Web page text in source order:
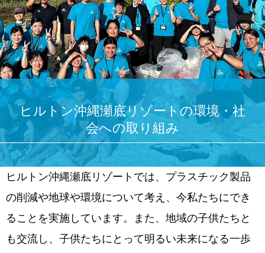
ヒルトン沖縄瀬底リゾートの環境・社
会への取り組み
ヒルトン沖縄瀬底リゾートでは、プラスチック製品
の削減や地球や環境について考え、今私たちにでき
ることを実施しています。また、地域の子供たちと
も交流し、子供たちにとって明るい未来になる一歩